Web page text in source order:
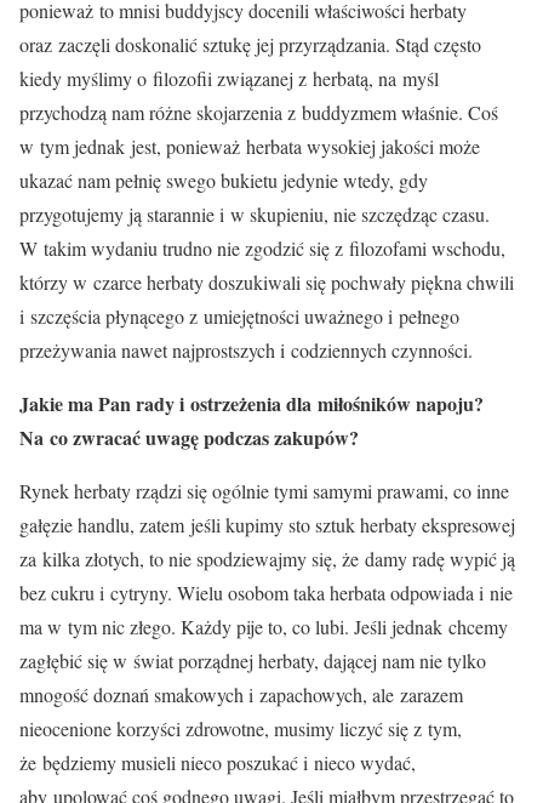
ponieważ to mnisi buddyjscy docenili właściwości herbaty
oraz zaczęli doskonalić sztukę jej przyrządzania. Stąd często
kiedy myślimy o filozofii związanej z herbatą, na myśl
przychodzą nam różne skojarzenia z buddyzmem właśnie. Coś
w tym jednak jest, ponieważ herbata wysokiej jakości może
ukazać nam pełnię swego bukietu jedynie wtedy, gdy
przygotujemy ją starannie i w skupieniu, nie szczędząc czasu.
W takim wydaniu trudno nie zgodzić się z filozofami wschodu,
którzy w czarce herbaty doszukiwali się pochwały piękna chwili
i szczęścia płynącego z umiejętności uważnego i pełnego
przeżywania nawet najprostszych i codziennych czynności.
Jakie ma Pan rady i ostrzeżenia dla miłośników napoju?
Na co zwracać uwagę podczas zakupów?
Rynek herbaty rządzi się ogólnie tymi samymi prawami, co inne
gałęzie handlu, zatem jeśli kupimy sto sztuk herbaty ekspresowej
za kilka złotych, to nie spodziewajmy się, że damy radę wypić ją
bez cukru i cytryny. Wielu osobom taka herbata odpowiada i nie
ma w tym nic złego. Każdy pije to, co lubi. Jeśli jednak chcemy
zagłębić się w świat porządnej herbaty, dającej nam nie tylko
mnogość doznań smakowych i zapachowych, ale zarazem
nieocenione korzyści zdrowotne, musimy liczyć się z tym,
że będziemy musieli nieco poszukać i nieco wydać,
aby upolować coś godnego uwagi. Jeśli miałbym przestrzegać to